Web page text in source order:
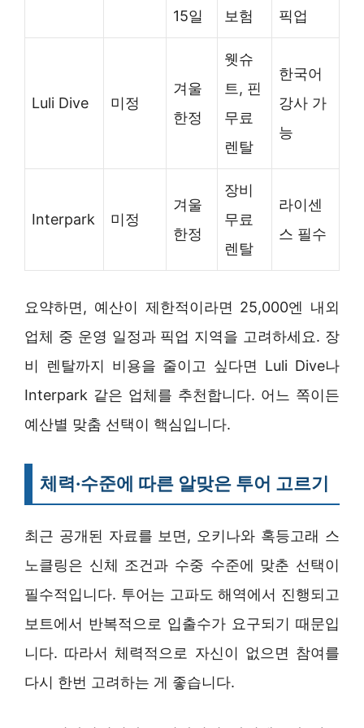
15일
보험
픽업
Luli Dive 미정
겨울
한정
웻슈
트, 핀
무료
렌탈
한국어
강사 가
능
Interpark 미정
겨울
한정
장비
무료
렌탈
라이센
스 필수
요약하면, 예산이 제한적이라면 25,000엔 내외
업체 중 운영 일정과 픽업 지역을 고려하세요. 장
비 렌탈까지 비용을 줄이고 싶다면 Luli Dive나
Interpark 같은 업체를 추천합니다. 어느 쪽이든
예산별 맞춤 선택이 핵심입니다.
체력·수준에 따른 알맞은 투어 고르기
최근 공개된 자료를 보면, 오키나와 혹등고래 스
노클링은 신체 조건과 수중 수준에 맞춘 선택이
필수적입니다. 투어는 고파도 해역에서 진행되고
보트에서 반복적으로 입출수가 요구되기 때문입
니다. 따라서 체력적으로 자신이 없으면 참여를
다시 한번 고려하는 게 좋습니다.